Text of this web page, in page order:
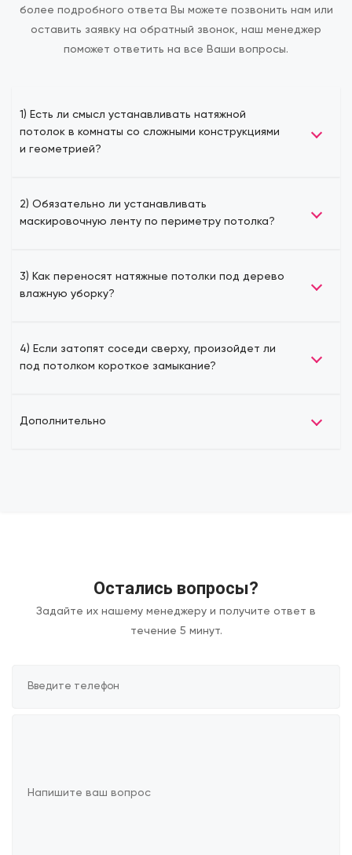
более подробного ответа Вы можете позвонить нам или
оставить заявку на обратный звонок, наш менеджер
поможет ответить на все Ваши вопросы.
1) Есть ли смысл устанавливать натяжной
потолок в комнаты со сложными конструкциями
и геометрией?
2) Обязательно ли устанавливать
маскировочную ленту по периметру потолка?
3) Как переносят натяжные потолки под дерево
влажную уборку?
4) Если затопят соседи сверху, произойдет ли
под потолком короткое замыкание?
Дополнительно
Остались вопросы?
Задайте их нашему менеджеру и получите ответ в
течение 5 минут.